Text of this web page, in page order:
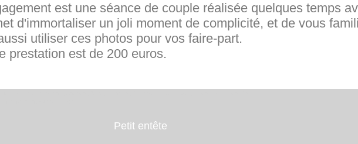
est une séance de couple réalisée quelques temps
d'immortaliser un joli moment de complicité, et de vous
utiliser ces photos pour vos faire-part.
prestation est de 200 euros.
Petit entête